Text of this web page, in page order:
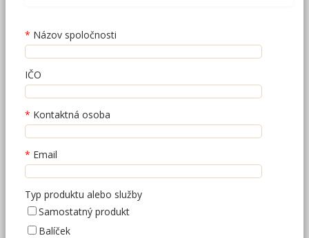
Názov spoločnosti
IČO
Kontaktná osoba
Email
Typ produktu alebo služby
Samostatný produkt
Balíček